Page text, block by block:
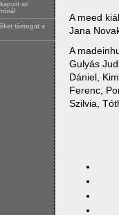
az
támogat a
A meed
Jana
A
Gulyás
Dániel,
Ferenc,
Szilvia,